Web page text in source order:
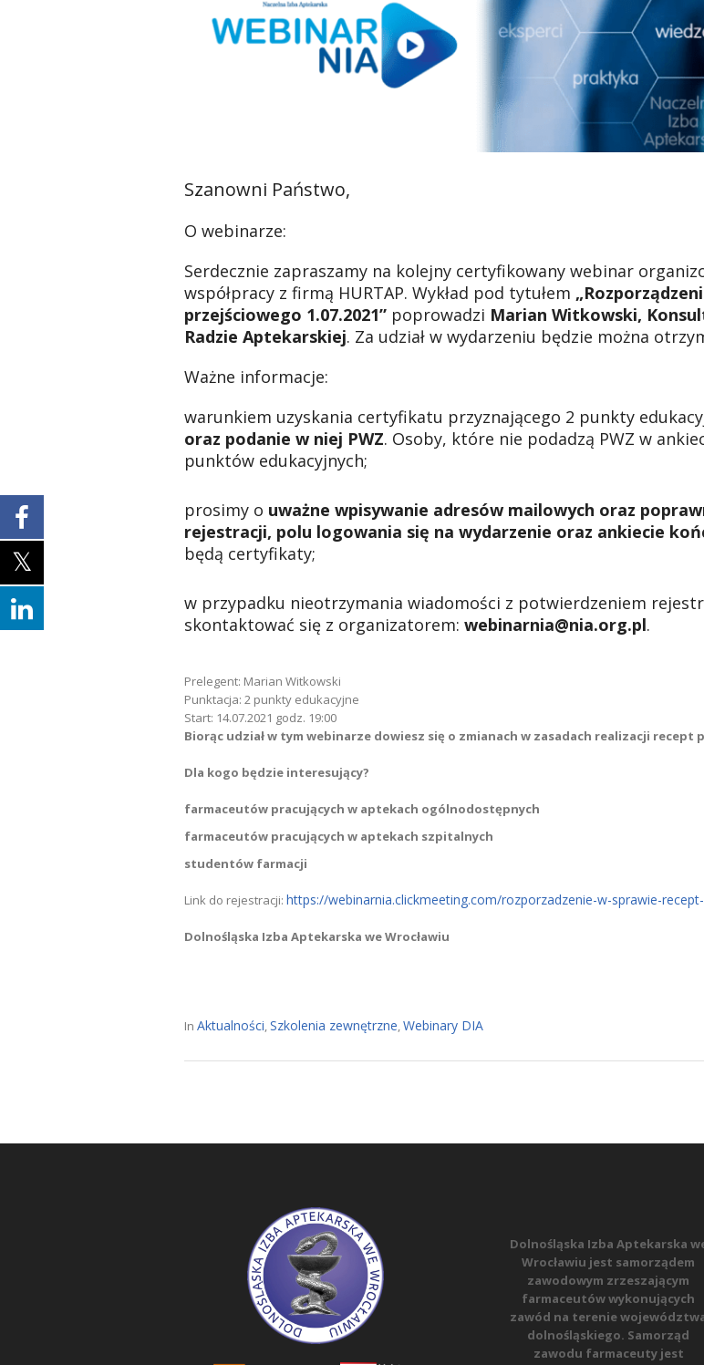
Szanowni Państwo,
O webinarze:
Serdecznie zapraszamy na kolejny certyfikowany webinar
współpracy z firmą HURTAP. Wykład pod tytułem
przejściowego 1.07.2021” poprowadzi Marian Witkowski,
Radzie Aptekarskiej. Za udział w wydarzeniu będzie można
Ważne informacje:
warunkiem uzyskania certyfikatu przyznającego 2 punkty
oraz podanie w niej PWZ. Osoby, które nie podadzą PWZ w
punktów edukacyjnych;
prosimy o uważne wpisywanie adresów mailowych oraz
rejestracji, polu logowania się na wydarzenie oraz ankiecie
będą certyfikaty;
w przypadku nieotrzymania wiadomości z potwierdzeniem
skontaktować się z organizatorem: webinarnia@nia.org.pl.
Prelegent: Marian Witkowski
Punktacja: 2 punkty edukacyjne
Start: 14.07.2021 godz. 19:00
Biorąc udział w tym webinarze dowiesz się o zmianach w zasadach realizacji recept
Dla kogo będzie interesujący?
farmaceutów pracujących w aptekach ogólnodostępnych
farmaceutów pracujących w aptekach szpitalnych
studentów farmacji
Link do rejestracji: https://webinarnia.clickmeeting.com/rozporzadzenie-w-sprawie-
Dolnośląska Izba Aptekarska we Wrocławiu
In Aktualności,Szkolenia zewnętrzne,Webinary DIA
Dolnośląska Izba Aptekarska
Wrocławiu jest samorządem
zawodowym zrzeszającym
farmaceutów wykonujących
zawód na terenie
dolnośląskiego. Samorząd
zawodu farmaceuty jest